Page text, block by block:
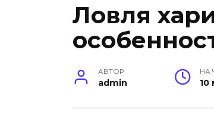
Ловля
АВТОР
admin
НА
10